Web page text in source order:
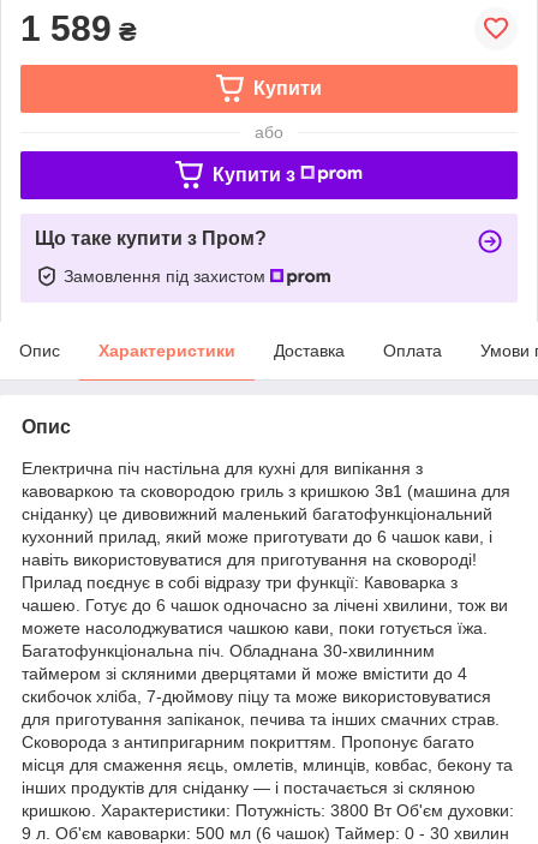
1 589 ₴
Купити
або
Купити з
Що таке купити з Пром?
Замовлення під захистом
Опис Характеристики Доставка Оплата Умови
Опис
Електрична піч настільна для кухні для випікання з
кавоваркою та сковородою гриль з кришкою 3в1 (машина для
сніданку) це дивовижний маленький багатофункціональний
кухонний прилад, який може приготувати до 6 чашок кави, і
навіть використовуватися для приготування на сковороді!
Прилад поєднує в собі відразу три функції: Кавоварка з
чашею. Готує до 6 чашок одночасно за лічені хвилини, тож ви
можете насолоджуватися чашкою кави, поки готується їжа.
Багатофункціональна піч. Обладнана 30-хвилинним
таймером зі скляними дверцятами й може вмістити до 4
скибочок хліба, 7-дюймову піцу та може використовуватися
для приготування запіканок, печива та інших смачних страв.
Сковорода з антипригарним покриттям. Пропонує багато
місця для смаження яєць, омлетів, млинців, ковбас, бекону та
інших продуктів для сніданку — і постачається зі скляною
кришкою. Характеристики: Потужність: 3800 Вт Об'єм духовки:
9 л. Об'єм кавоварки: 500 мл (6 чашок) Таймер: 0 - 30 хвилин